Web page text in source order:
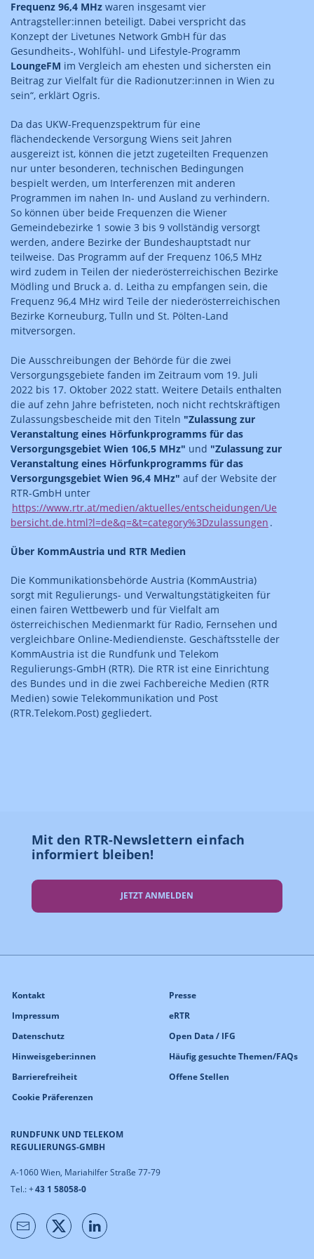
Frequenz 96,4 MHz waren insgesamt vier
Antragsteller:innen beteiligt. Dabei verspricht das
Konzept der Livetunes Network GmbH für das
Gesundheits-, Wohlfühl- und Lifestyle-Programm
LoungeFM im Vergleich am ehesten und sichersten ein
Beitrag zur Vielfalt für die Radionutzer:innen in Wien zu
sein“, erklärt Ogris.
Da das UKW-Frequenzspektrum für eine
flächendeckende Versorgung Wiens seit Jahren
ausgereizt ist, können die jetzt zugeteilten Frequenzen
nur unter besonderen, technischen Bedingungen
bespielt werden, um Interferenzen mit anderen
Programmen im nahen In- und Ausland zu verhindern.
So können über beide Frequenzen die Wiener
Gemeindebezirke 1 sowie 3 bis 9 vollständig versorgt
werden, andere Bezirke der Bundeshauptstadt nur
teilweise. Das Programm auf der Frequenz 106,5 MHz
wird zudem in Teilen der niederösterreichischen Bezirke
Mödling und Bruck a. d. Leitha zu empfangen sein, die
Frequenz 96,4 MHz wird Teile der niederösterreichischen
Bezirke Korneuburg, Tulln und St. Pölten-Land
mitversorgen.
Die Ausschreibungen der Behörde für die zwei
Versorgungsgebiete fanden im Zeitraum vom 19. Juli
2022 bis 17. Oktober 2022 statt. Weitere Details enthalten
die auf zehn Jahre befristeten, noch nicht rechtskräftigen
Zulassungsbescheide mit den Titeln "Zulassung zur
Veranstaltung eines Hörfunkprogramms für das
Versorgungsgebiet Wien 106,5 MHz" und "Zulassung zur
Veranstaltung eines Hörfunkprogramms für das
Versorgungsgebiet Wien 96,4 MHz" auf der Website der
RTR-GmbH unter
https://www.rtr.at/medien/aktuelles/entscheidungen/Ue
bersicht.de.html?l=de&q=&t=category%3Dzulassungen .
Über KommAustria und RTR Medien
Die Kommunikationsbehörde Austria (KommAustria)
sorgt mit Regulierungs- und Verwaltungstätigkeiten für
einen fairen Wettbewerb und für Vielfalt am
österreichischen Medienmarkt für Radio, Fernsehen und
vergleichbare Online-Mediendienste. Geschäftsstelle der
KommAustria ist die Rundfunk und Telekom
Regulierungs-GmbH (RTR). Die RTR ist eine Einrichtung
des Bundes und in die zwei Fachbereiche Medien (RTR
Medien) sowie Telekommunikation und Post
(RTR.Telekom.Post) gegliedert.
Mit den RTR-Newslettern einfach
informiert bleiben!
JETZT ANMELDEN
RUNDFUNK UND TELEKOM
REGULIERUNGS-GMBH
A-1060 Wien, Mariahilfer Straße 77-79
Tel.: +43 1 58058-0
Kontakt
Impressum
Datenschutz
Hinweisgeber:innen
Barrierefreiheit
Cookie Präferenzen
Presse
eRTR
Open Data / IFG
Häufig gesuchte Themen/FAQs
Offene Stellen